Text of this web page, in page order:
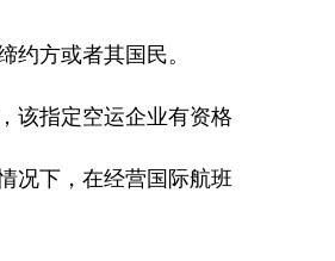
方或者其国民。
指定空运企业有资格
况下，在经营国际航班